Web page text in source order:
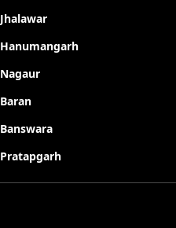
Jhalawar
Hanumangarh
Nagaur
Baran
Banswara
Pratapgarh